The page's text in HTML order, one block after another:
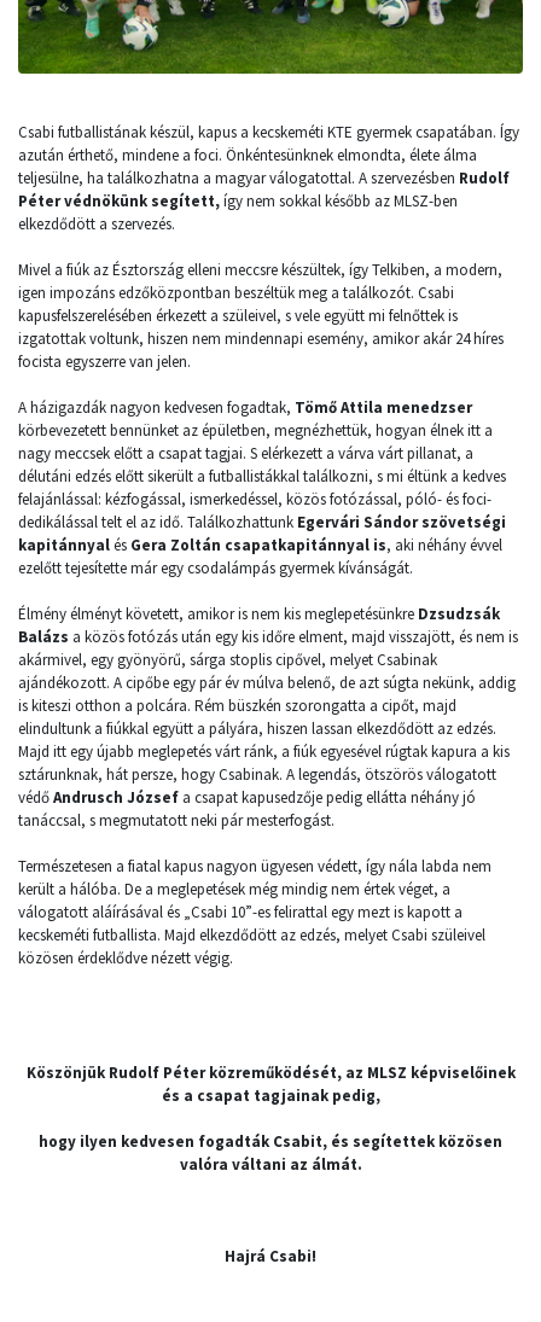
Csabi futballistának készül, kapus a kecskeméti KTE gyermek csapatában. Így
azután érthető, mindene a foci. Önkéntesünknek elmondta, élete álma
teljesülne, ha találkozhatna a magyar válogatottal. A szervezésben Rudolf
Péter védnökünk segített,így nem sokkal később az MLSZ-ben
elkezdődött a szervezés.
Mivel a fiúk az Észtország elleni meccsre készültek, így Telkiben, a modern,
igen impozáns edzőközpontban beszéltük meg a találkozót. Csabi
kapusfelszerelésében érkezett a szüleivel, s vele együtt mi felnőttek is
izgatottak voltunk, hiszen nem mindennapi esemény, amikor akár 24 híres
focista egyszerre van jelen.
A házigazdák nagyon kedvesen fogadtak, Tömő Attila menedzser
körbevezetett bennünket az épületben, megnézhettük, hogyan élnek itt a
nagy meccsek előtt a csapat tagjai. S elérkezett a várva várt pillanat, a
délutáni edzés előtt sikerült a futballistákkal találkozni, s mi éltünk a kedves
felajánlással: kézfogással, ismerkedéssel, közös fotózással, póló- és foci-
dedikálással telt el az idő. Találkozhattunk Egervári Sándor szövetségi
kapitánnyalés Gera Zoltán csapatkapitánnyal is, aki néhány évvel
ezelőtt tejesítette már egy csodalámpás gyermek kívánságát.
Élmény élményt követett, amikor is nem kis meglepetésünkre Dzsudzsák
Balázs a közös fotózás után egy kis időre elment, majd visszajött, és nem is
akármivel, egy gyönyörű, sárga stoplis cipővel, melyet Csabinak
ajándékozott. A cipőbe egy pár év múlva belenő, de azt súgta nekünk, addig
is kiteszi otthon a polcára. Rém büszkén szorongatta a cipőt, majd
elindultunk a fiúkkal együtt a pályára, hiszen lassan elkezdődött az edzés.
Majd itt egy újabb meglepetés várt ránk, a fiúk egyesével rúgtak kapura a kis
sztárunknak, hát persze, hogy Csabinak. A legendás, ötszörös válogatott
védőAndrusch József a csapat kapusedzője pedig ellátta néhány jó
tanáccsal, s megmutatott neki pár mesterfogást.
Természetesen a fiatal kapus nagyon ügyesen védett, így nála labda nem
került a hálóba. De a meglepetések még mindig nem értek véget, a
válogatott aláírásával és „Csabi 10”-es felirattal egy mezt is kapott a
kecskeméti futballista. Majd elkezdődött az edzés, melyet Csabi szüleivel
közösen érdeklődve nézett végig.
Köszönjük Rudolf Péter közreműködését, az MLSZ képviselőinek
és a csapat tagjainak pedig,
hogy ilyen kedvesen fogadták Csabit, és segítettek közösen
valóra váltani az álmát.
Hajrá Csabi!